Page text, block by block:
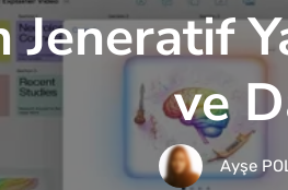
Jeneratif
ve
Ayşe